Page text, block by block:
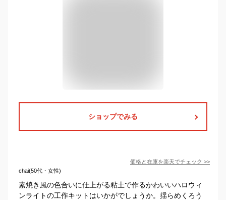
ショップでみる
価格と在庫を楽天でチェック >>
chai(50代・女性)
素焼き風の色合いに仕上がる粘土で作るかわいいハロウィ
ンライトの工作キットはいかがでしょうか。揺らめくろう